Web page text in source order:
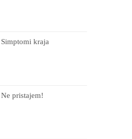
Simptomi kraja
Ne pristajem!